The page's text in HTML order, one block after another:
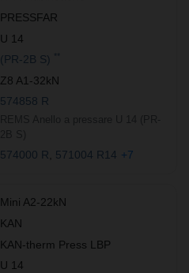
PRESSFAR
U 14
(PR-2B S)
Z8 A1-32kN
574858 R
574000 R 571004 R14 +7
Mini A2-22kN
KAN
KAN-therm Press LBP
U 14